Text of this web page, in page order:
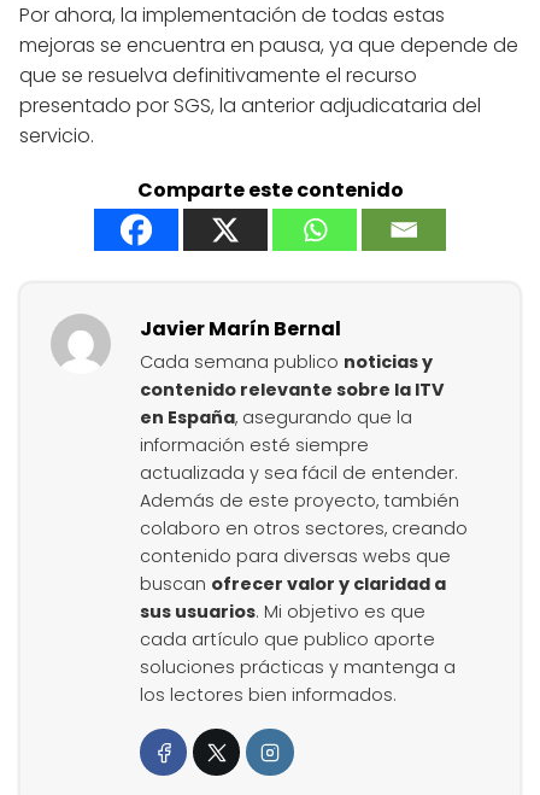
Por ahora, la implementación de todas estas
mejoras se encuentra en pausa, ya que depende de
que se resuelva definitivamente el recurso
presentado por SGS, la anterior adjudicataria del
servicio.
Comparte este contenido
Javier Marín Bernal
Cada semana publico noticias y
contenido relevante sobre la ITV
en España, asegurando que la
información esté siempre
actualizada y sea fácil de entender.
Además de este proyecto, también
colaboro en otros sectores, creando
contenido para diversas webs que
buscan ofrecer valor y claridad a
sus usuarios. Mi objetivo es que
cada artículo que publico aporte
soluciones prácticas y mantenga a
los lectores bien informados.